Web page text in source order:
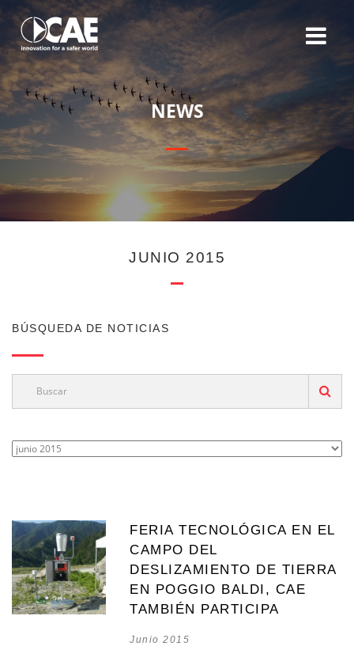
NEWS
JUNIO 2015
BÚSQUEDA DE NOTICIAS
FERIA TECNOLÓGICA EN EL
CAMPO DEL
DESLIZAMIENTO DE TIERRA
EN POGGIO BALDI, CAE
TAMBIÉN PARTICIPA
Junio 2015